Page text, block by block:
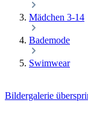
Mädchen 3-14
Bademode
Swimwear
Bildergalerie